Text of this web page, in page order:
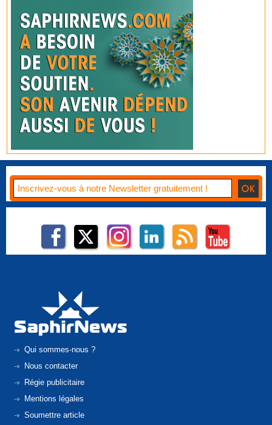
Qui sommes-nous ?
Nous contacter
Régie publicitaire
Mentions légales
Soumettre article